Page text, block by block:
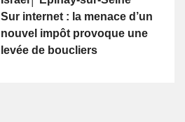
Sur internet : la menace d’un
nouvel impôt provoque une
levée de boucliers